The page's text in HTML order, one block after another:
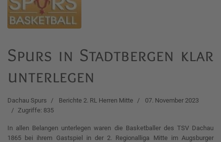
Spurs in Stadtbergen klar
unterlegen
Dachau Spurs Berichte 2. RL Herren Mitte
07. November 2023
Zugriffe: 835
In allen Belangen unterlegen waren die Basketballer des TSV Dachau
1865 bei ihrem Gastspiel in der 2. Regionalliga Mitte im Augsburger